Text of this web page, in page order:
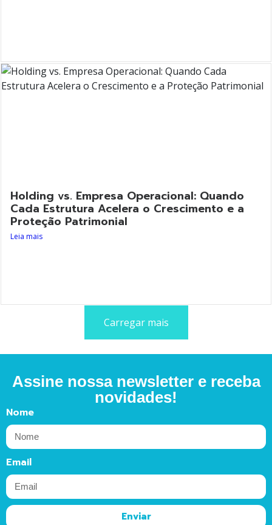
Holding vs. Empresa Operacional: Quando
Cada Estrutura Acelera o Crescimento e a
Proteção Patrimonial
Leia mais
Carregar mais
Assine nossa newsletter e receba
novidades!
Nome
Email
Enviar